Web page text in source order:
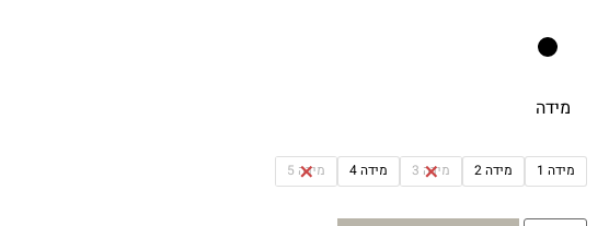
מידה
מידה 1 מידה 2 מידה 3 מידה 4 מידה 5